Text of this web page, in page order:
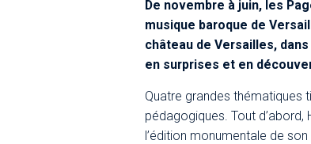
De novembre à juin, les
musique baroque de
château de Versailles,
en surprises et en
Quatre grandes thématiques
pédagogiques. Tout d’abord,
l’édition monumentale de